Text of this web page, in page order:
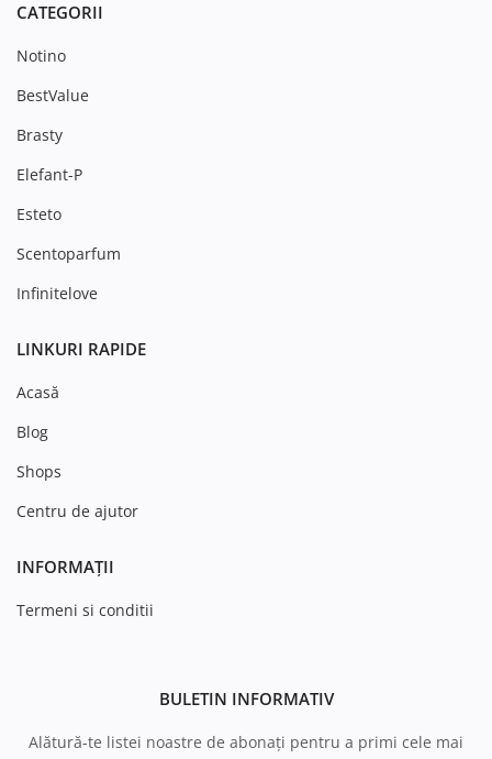
CATEGORII
Notino
BestValue
Brasty
Elefant-P
Esteto
Scentoparfum
Infinitelove
LINKURI RAPIDE
Acasă
Blog
Shops
Centru de ajutor
INFORMAȚII
Termeni si conditii
BULETIN INFORMATIV
Alătură-te listei noastre de abonați pentru a primi cele mai